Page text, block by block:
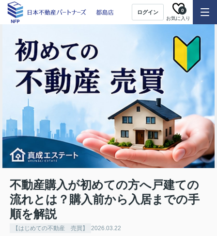
ログイン
お気に入り
0
不動産購入が初めての方へ戸建ての
流れとは？購入前から入居までの手
順を解説
【はじめての不動産 売買】 2026.03.22